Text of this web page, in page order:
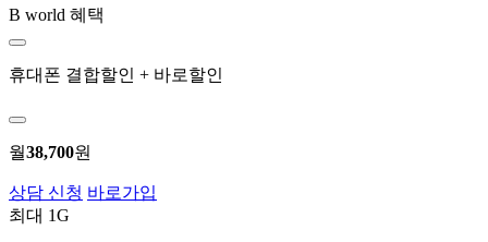
B world 혜택
휴대폰 결합할인 + 바로할인
월38,700원
상담 신청 바로가입
최대 1G